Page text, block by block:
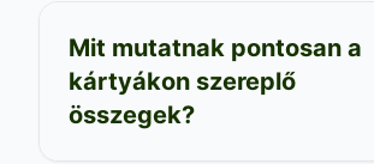
Mit mutatnak pontosan a
kártyákon szereplő
összegek?